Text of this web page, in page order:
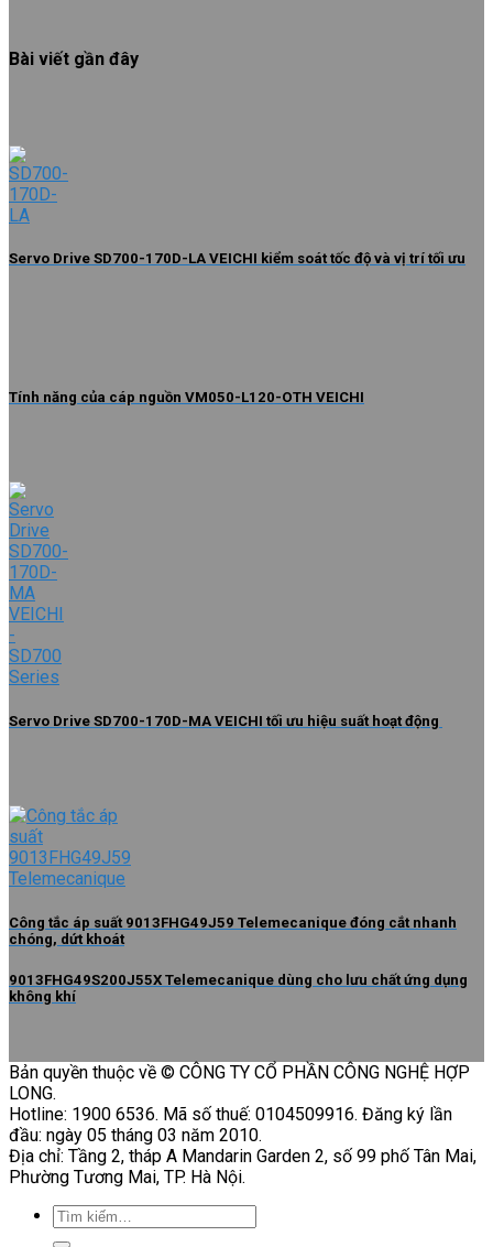
Bài viết gần đây
Servo Drive SD700-170D-LA VEICHI kiểm soát tốc độ và vị trí tối ưu
Tính năng của cáp nguồn VM050-L120-OTH VEICHI
Servo Drive SD700-170D-MA VEICHI tối ưu hiệu suất hoạt động
Công tắc áp suất 9013FHG49J59 Telemecanique đóng cắt nhanh
chóng, dứt khoát
9013FHG49S200J55X Telemecanique dùng cho lưu chất ứng dụng
không khí
Bản quyền thuộc về © CÔNG TY CỔ PHẦN CÔNG NGHỆ HỢP
LONG.
Hotline: 1900 6536. Mã số thuế: 0104509916. Đăng ký lần
đầu: ngày 05 tháng 03 năm 2010.
Địa chỉ: Tầng 2, tháp A Mandarin Garden 2, số 99 phố Tân Mai,
Phường Tương Mai, TP. Hà Nội.
Tìm
kiếm: